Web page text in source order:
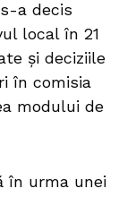
a decis
local în 21
și deciziile
în comisia
modului de
în urma unei